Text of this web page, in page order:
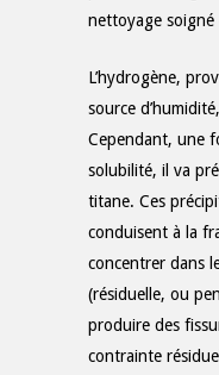
nettoyage soigné
L’hydrogène,
source
Cependant, une
solubilité, il va
titane. Ces
conduisent à la
concentrer dans
(résiduelle, ou
produire des
contrainte